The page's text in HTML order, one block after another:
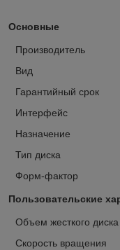
Основные
Производитель
Вид
Гарантийный срок
Интерфейс
Назначение
Тип диска
Форм-фактор
Пользовательские
Объем жесткого диска
Скорость вращения